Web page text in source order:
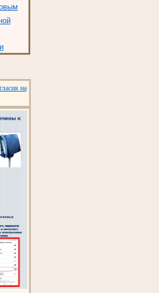
на